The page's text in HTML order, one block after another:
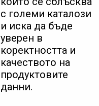
с големи каталози
и иска да бъде
уверен в
коректността и
качеството на
продуктовите
данни.